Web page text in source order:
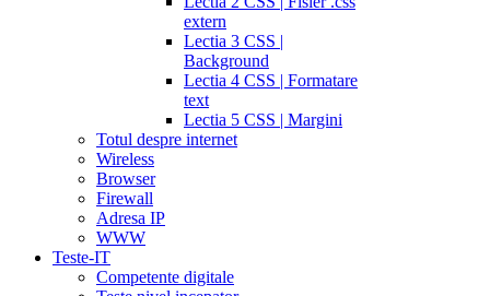
extern
Lectia 3 CSS |
Background
Lectia 4 CSS | Formatare
text
Lectia 5 CSS | Margini
Totul despre internet
Wireless
Browser
Firewall
Adresa IP
WWW
Teste-IT
Competente digitale